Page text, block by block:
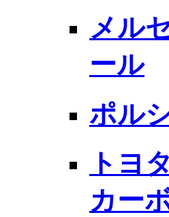
メル
ール
ポル
トヨ
カー